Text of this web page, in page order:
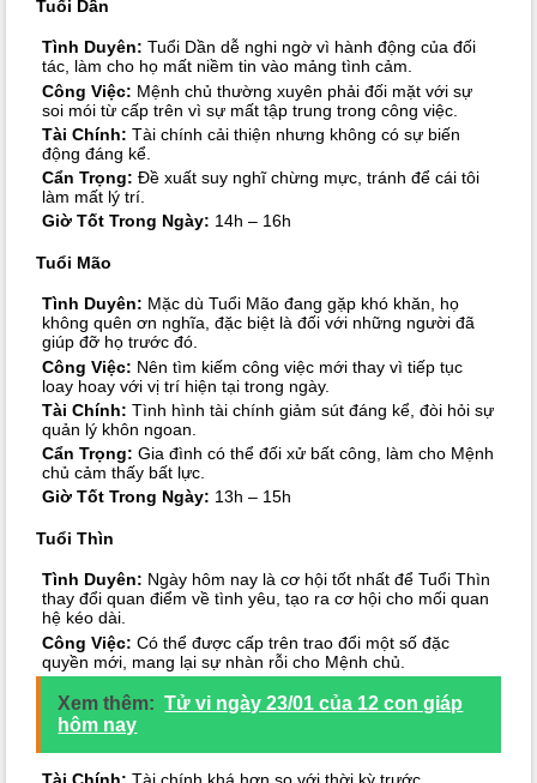
Tuổi Dần
Tình Duyên: Tuổi Dần dễ nghi ngờ vì hành động của đối
tác, làm cho họ mất niềm tin vào mảng tình cảm.
Công Việc: Mệnh chủ thường xuyên phải đối mặt với sự
soi mói từ cấp trên vì sự mất tập trung trong công việc.
Tài Chính: Tài chính cải thiện nhưng không có sự biến
động đáng kể.
Cẩn Trọng: Đề xuất suy nghĩ chừng mực, tránh để cái tôi
làm mất lý trí.
Giờ Tốt Trong Ngày: 14h – 16h
Tuổi Mão
Tình Duyên: Mặc dù Tuổi Mão đang gặp khó khăn, họ
không quên ơn nghĩa, đặc biệt là đối với những người đã
giúp đỡ họ trước đó.
Công Việc: Nên tìm kiếm công việc mới thay vì tiếp tục
loay hoay với vị trí hiện tại trong ngày.
Tài Chính: Tình hình tài chính giảm sút đáng kể, đòi hỏi sự
quản lý khôn ngoan.
Cẩn Trọng: Gia đình có thể đối xử bất công, làm cho Mệnh
chủ cảm thấy bất lực.
Giờ Tốt Trong Ngày: 13h – 15h
Tuổi Thìn
Tình Duyên: Ngày hôm nay là cơ hội tốt nhất để Tuổi Thìn
thay đổi quan điểm về tình yêu, tạo ra cơ hội cho mối quan
hệ kéo dài.
Công Việc: Có thể được cấp trên trao đổi một số đặc
quyền mới, mang lại sự nhàn rỗi cho Mệnh chủ.
Xem thêm: Tử vi ngày 23/01 của 12 con giáp
hôm nay
Tài Chính: Tài chính khá hơn so với thời kỳ trước.